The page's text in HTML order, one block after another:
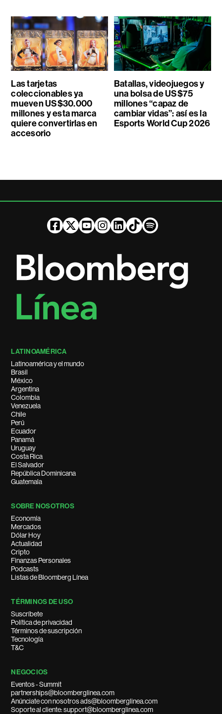
Las tarjetas
coleccionables ya
mueven US$30.000
millones y esta marca
quiere convertirlas en
accesorio
Batallas, videojuegos y
una bolsa de US$75
millones “capaz de
cambiar vidas”: así es la
Esports World Cup 2026
LATINOAMÉRICA
Latinoamérica y el mundo
Brasil
México
Argentina
Colombia
Venezuela
Chile
Perú
Ecuador
Panamá
Uruguay
Costa Rica
El Salvador
República Dominicana
Guatemala
SOBRE NOSOTROS
Economía
Mercados
Dólar Hoy
Actualidad
Cripto
Finanzas Personales
Podcasts
Listas de Bloomberg Línea
TÉRMINOS DE USO
Suscríbete
Política de privacidad
Términos de suscripción
Tecnología
T&C
NEGOCIOS
Eventos - Summit
partnerships@bloomberglinea.com
Anúnciate con nosotros ads@bloomberglinea.com
Soporte al cliente: support@bloomberglinea.com